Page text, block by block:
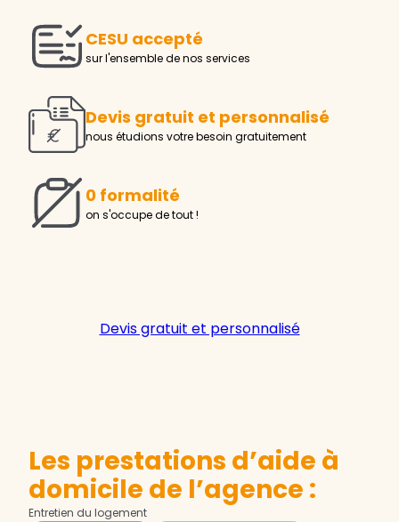
CESU accepté
sur l'ensemble de nos services
Devis gratuit et personnalisé
nous étudions votre besoin gratuitement
0 formalité
on s'occupe de tout !
Devis gratuit et personnalisé
Les prestations d’aide à
domicile de l’agence :
Entretien du logement